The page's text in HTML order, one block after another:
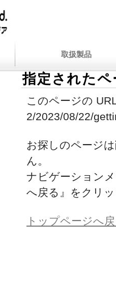
取扱製品
指定された
このページの
2/2023/08/22/
お探しのページ
ん。
ナビゲーション
へ戻る』をクリ
トップページへ